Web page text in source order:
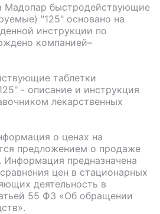
Мадопар быстродействующие
"125" основано на
инструкции по
компанией–
таблетки
- описание и инструкция
лекарственных
о ценах на
предложением о продаже
Информация предназначена
цен в стационарных
деятельность в
55 ФЗ «Об обращении